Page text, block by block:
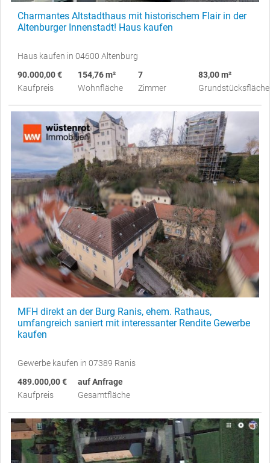
Charmantes Altstadthaus mit historischem Flair in der
Altenburger Innenstadt! Haus kaufen
Haus kaufen in 04600 Altenburg
90.000,00 €
Kaufpreis
154,76 m²
Wohnfläche
7
Zimmer
83,00 m²
Grundstücksfläche
MFH direkt an der Burg Ranis, ehem. Rathaus,
umfangreich saniert mit interessanter Rendite Gewerbe
kaufen
Gewerbe kaufen in 07389 Ranis
489.000,00 €
Kaufpreis
auf Anfrage
Gesamtfläche